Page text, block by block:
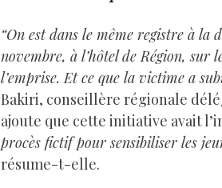
“On est dans le même registre à
novembre, à l’hôtel de Région, sur
l’emprise. Et ce que la victime a
Bakiri, conseillère régionale
ajoute que cette initiative avait
procès fictif pour sensibiliser les
résume-t-elle.